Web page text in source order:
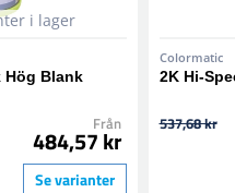
i lager
Hög Blank
Från
484,57 kr
Se varianter
Colormatic
2K Hi-
537,68 kr